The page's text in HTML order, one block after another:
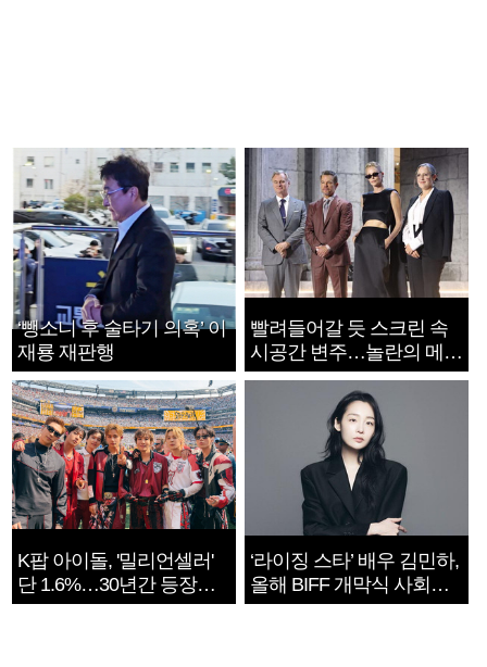
‘뺑소니 후 술타기 의혹’ 이
재룡 재판행
빨려들어갈 듯 스크린 속
시공간 변주…놀란의 메시
지는 ‘전쟁 속죄’
K팝 아이돌, '밀리언셀러'
단 1.6%…30년간 등장
1182개팀 전수조사
‘라이징 스타’ 배우 김민하,
올해 BIFF 개막식 사회자
확정